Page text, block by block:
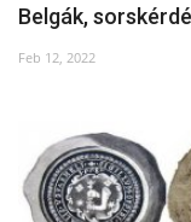
Belgák,
Feb 12, 2022